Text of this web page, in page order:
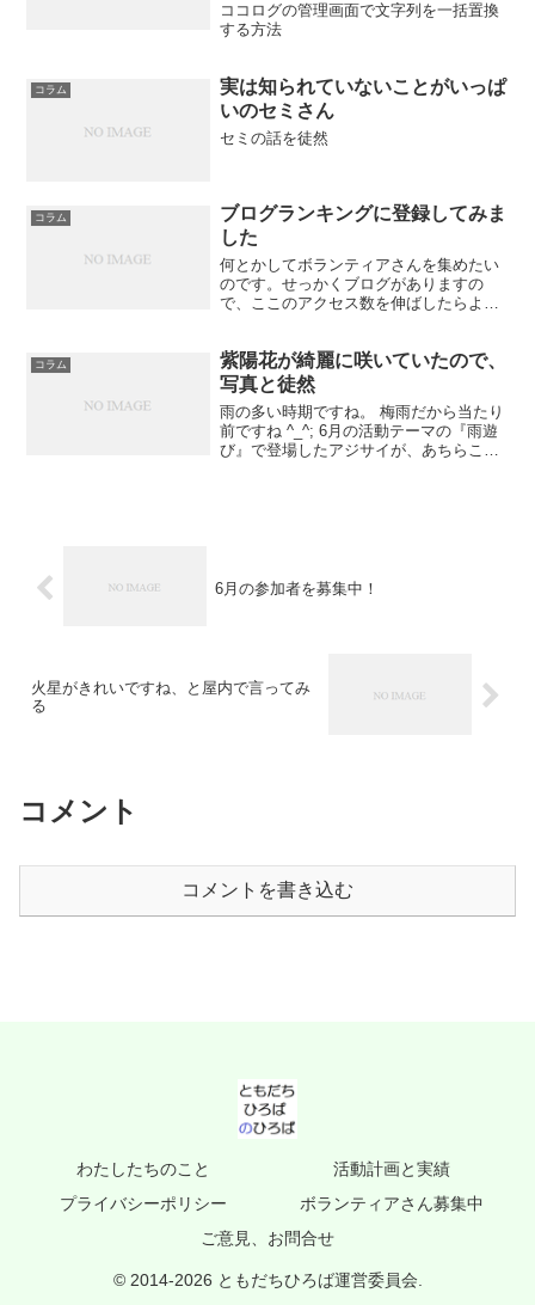
ココログの管理画面で文字列を一括置換
する方法
コラム
実は知られていないことがいっぱ
いのセミさん
セミの話を徒然
コラム
ブログランキングに登録してみま
した
何とかしてボランティアさんを集めたい
のです。せっかくブログがありますの
で、ここのアクセス数を伸ばしたらよい
した。 にほんブログ村 とまぁ、こんな感
じでやっております。そ...
コラム
紫陽花が綺麗に咲いていたので、
写真と徒然
雨の多い時期ですね。 梅雨だから当たり
前ですね ^_^; 6月の活動テーマの『雨遊
び』で登場したアジサイが、あちらこち
6月の参加者を募集中！
火星がきれいですね、と屋内で言ってみ
る
コメント
コメントを書き込む
わたしたちのこと
活動計画と実績
プライバシーポリシー
ボランティアさん募集中
ご意見、お問合せ
© 2014-2026 ともだちひろば運営委員会.